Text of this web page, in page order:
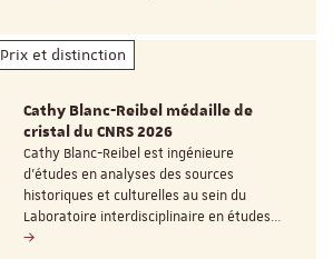
Prix et distinction
Cathy Blanc-Reibel médaille de
cristal du CNRS 2026
Cathy Blanc-Reibel est ingénieure
d’études en analyses des sources
historiques et culturelles au sein du
Laboratoire interdisciplinaire en études…